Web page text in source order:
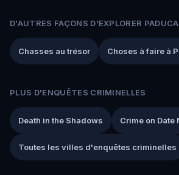
D'AUTRES FAÇONS D'EXPLORER
Chasses au trésor Choses à faire à
PLUS D'ENQUÊTES CRIMINELLES
Death in the Shadows Crime on Date
Toutes les villes d'enquêtes criminelles